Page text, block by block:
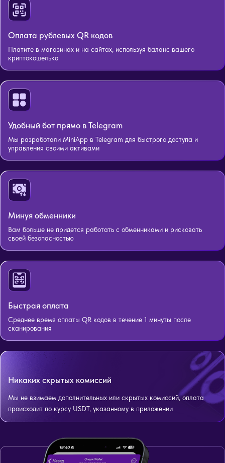
Оплата рублевых QR кодов
Платите в магазинах и на сайтах, используя баланс вашего
криптокошелька
Удобный бот прямо в Telegram
Мы разработали MiniApp в Telegram для быстрого доступа и
управления своими активами
Минуя обменники
Вам больше не придется работать с обменниками и рисковать
своей безопасностью
Быстрая оплата
Среднее время оплаты QR кодов в течение 1 минуты после
сканирования
Никаких скрытых комиссий
Мы не взимаем дополнительных или скрытых комиссий, оплата
происходит по курсу USDT, указанному в приложении